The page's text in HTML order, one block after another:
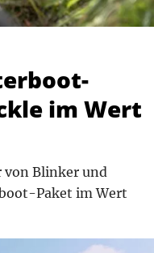
im Wert
von Blinker und
Paket im Wert